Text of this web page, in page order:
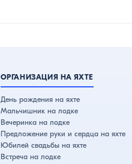
ОРГАНИЗАЦИЯ НА ЯХТЕ
День рождения на яхте
Мальчишник на лодке
Вечеринка на лодке
Предложение руки и сердца на яхте
Юбилей свадьбы на яхте
Встреча на лодке